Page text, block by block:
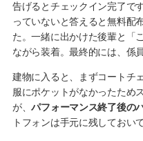
告げるとチェックイン完了で
っていないと答えると無料配
た。一緒に出かけた後輩と「
ながら装着。最終的には、係
建物に入ると、まずコートチ
服にポケットがなかったため
が、パフォーマンス終了後の
トフォンは手元に残しておい